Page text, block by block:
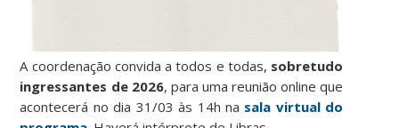
A coordenação convida a todos e todas, sobretudo
ingressantes de 2026, para uma reunião online que
acontecerá no dia 31/03 às 14h na sala virtual do